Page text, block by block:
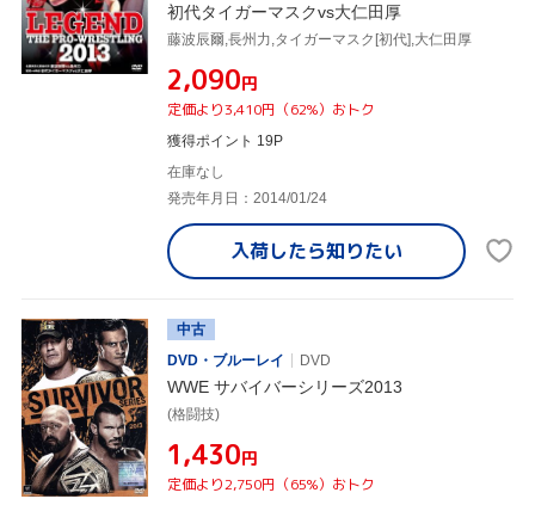
初代タイガーマスクvs大仁田厚
藤波辰爾,長州力,タイガーマスク[初代],大仁田厚
¥2,090円
定価より3,410円（62%）おトク
獲得ポイント 19P
在庫なし
発売年月日：2014/01/24
入荷したら知りたい
中古
DVD・ブルーレイ
DVD
WWE サバイバーシリーズ2013
(格闘技)
¥1,430円
定価より2,750円（65%）おトク